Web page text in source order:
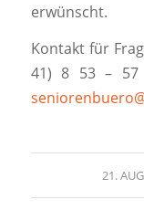
erwünscht.
Kontakt für
41) 8 53 – 57
21.